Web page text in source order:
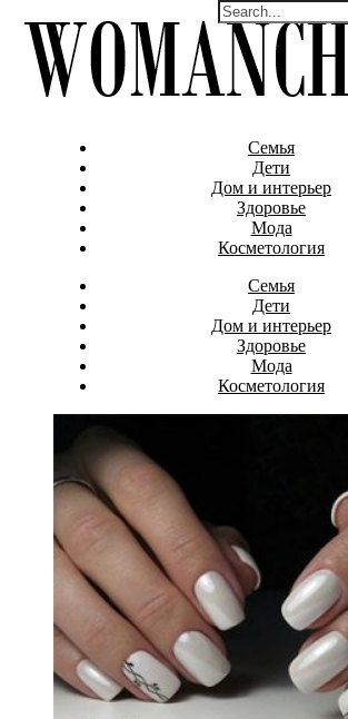
Семья
Дети
Дом и интерьер
Здоровье
Мода
Косметология
Семья
Дети
Дом и интерьер
Здоровье
Мода
Косметология